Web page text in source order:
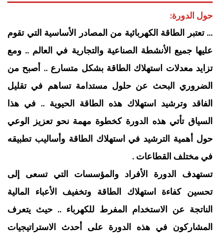
حول الدورة:
… تعتبر الطاقة الكهربائية من المصادر الأساسية التي تقوم
عليها جميع الأنشطة الصناعية والتجارية في العالم .. ومع
تزايد معدلات استهلاك الطاقة بشكل متسارع .. أصبح من
الضروري البحث عن حلول مستدامة تساهم في تقليل
الفاقد وترشيد استهلاك هذه الطاقة الحيوية .. في هذا
السياق تأتي هذه الدورة كخطوة مهمة نحو تعزيز الوعي
حول أهمية الترشيد في استهلاك الطاقة وأساليب تطبيقه
في مختلف القطاعات .
تستهدف الدورة الأفراد والمؤسسات التي تسعى إلى
تحسين كفاءة استهلاك الطاقة وتخفيف الأعباء المالية
الناتجة عن الاستخدام المفرط للكهرباء .. حيث يتعرف
المشاركون في هذه الدورة على أحدث الاستراتيجيات